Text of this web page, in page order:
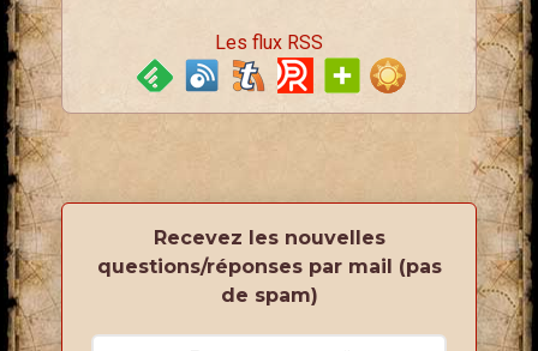
Les flux RSS
Recevez les nouvelles
questions/réponses par mail (pas
de spam)